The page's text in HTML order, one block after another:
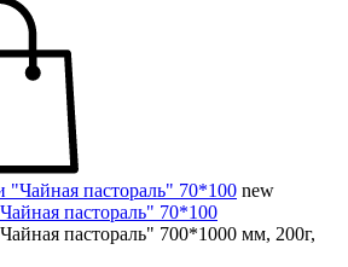
new
пастораль" 70*100
пастораль" 700*1000 мм, 200г,